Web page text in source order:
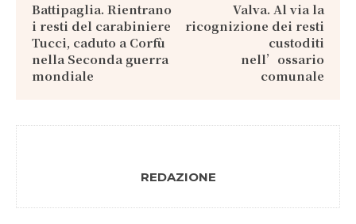
Battipaglia. Rientrano
i resti del carabiniere
Tucci, caduto a Corfù
nella Seconda guerra
mondiale
Valva. Al via la
ricognizione dei resti
custoditi
nell’ossario
comunale
REDAZIONE